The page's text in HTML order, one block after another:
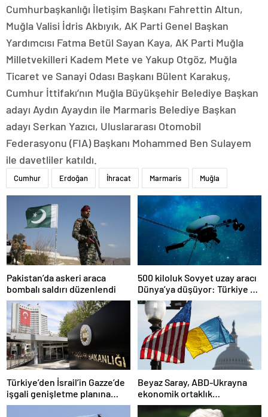
Cumhurbaşkanlığı İletişim Başkanı Fahrettin Altun,
Muğla Valisi İdris Akbıyık, AK Parti Genel Başkan
Yardımcısı Fatma Betül Sayan Kaya, AK Parti Muğla
Milletvekilleri Kadem Mete ve Yakup Otgöz, Muğla
Ticaret ve Sanayi Odası Başkanı Bülent Karakuş,
Cumhur İttifakı’nın Muğla Büyükşehir Belediye Başkan
adayı Aydın Ayaydın ile Marmaris Belediye Başkan
adayı Serkan Yazıcı, Uluslararası Otomobil
Federasyonu (FIA) Başkanı Mohammed Ben Sulayem
ile davetliler katıldı.
Cumhur Erdoğan İhracat Marmaris Muğla
Pakistan’da askeri araca
bombalı saldırı düzenlendi
500 kiloluk Sovyet uzay aracı
Dünya’ya düşüyor: Türkiye de
risk altında
Türkiye’den İsrail’in Gazze’de
işgali genişletme planına
tepki
Beyaz Saray, ABD-Ukrayna
ekonomik ortaklık
anlaşmasının detaylarını